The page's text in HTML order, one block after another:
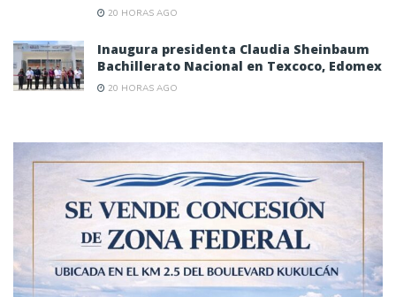
20 HORAS AGO
Inaugura presidenta Claudia Sheinbaum
Bachillerato Nacional en Texcoco, Edomex
20 HORAS AGO